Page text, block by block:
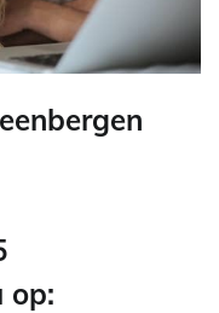
op: